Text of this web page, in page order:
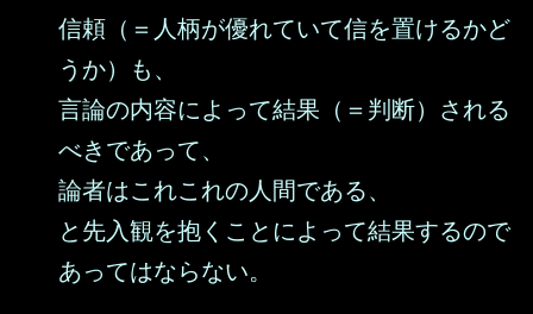
信頼（＝人柄が優れていて信を置けるかど
うか）も、
言論の内容によって結果（＝判断）される
べきであって、
論者はこれこれの人間である、
と先入観を抱くことによって結果するので
あってはならない。